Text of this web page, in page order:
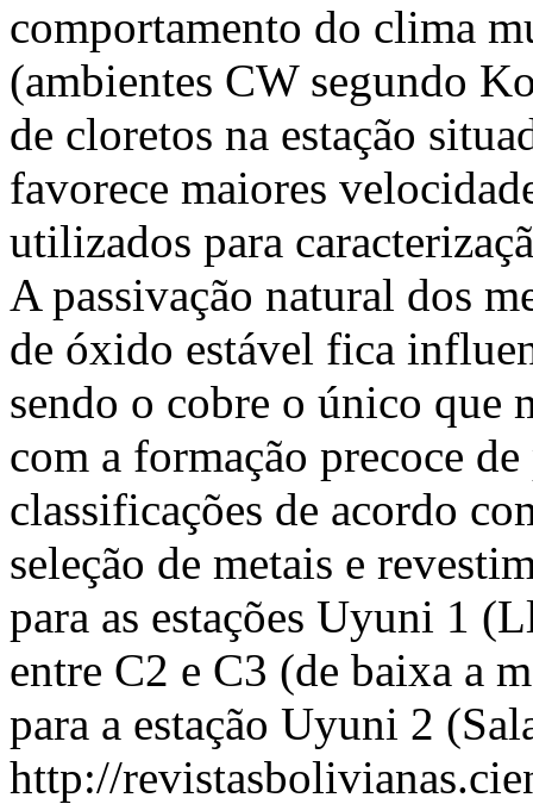
comportamento do clima
(ambientes CW segundo
de cloretos na estação
favorece maiores
utilizados para
A passivação natural dos
de óxido estável fica
sendo o cobre o único que
com a formação precoce
classificações de acordo
seleção de metais e
para as estações Uyuni 1
entre C2 e C3 (de baixa a
para a estação Uyuni 2
http://